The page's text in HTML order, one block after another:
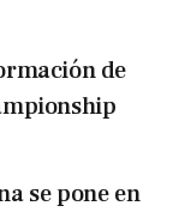
de
se pone en